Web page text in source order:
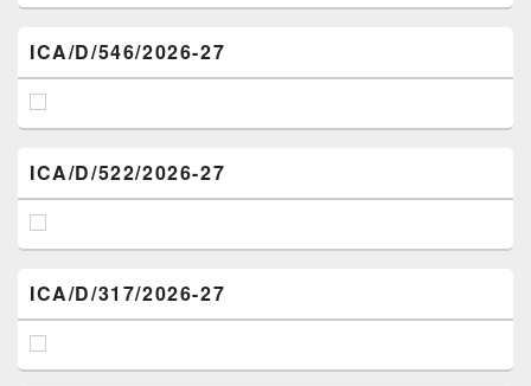
ICA/D/546/2026-27
ICA/D/522/2026-27
ICA/D/317/2026-27